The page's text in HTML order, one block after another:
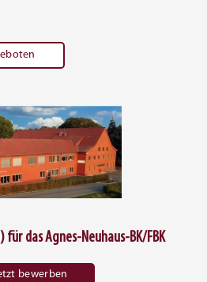
das Agnes-Neuhaus-BK/FBK
bewerben